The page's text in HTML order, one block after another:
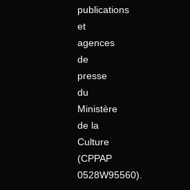
publications
et
agences
de
presse
du
Ministère
de la
Culture
(CPPAP
0528W95560).